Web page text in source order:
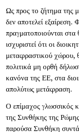
Ως προς το ζήτημα
δεν αποτελεί
πραγματοποιούνται
ισχυριστεί ότι οι
μεταφραστικού χώρου,
πολιτικά μη ορθή
κανόνα της ΕΕ, στα
απολύτως μετάφραση.
Ο επίμαχος γλωσσικός
της Συνθήκης της
παρούσα Συνθήκη